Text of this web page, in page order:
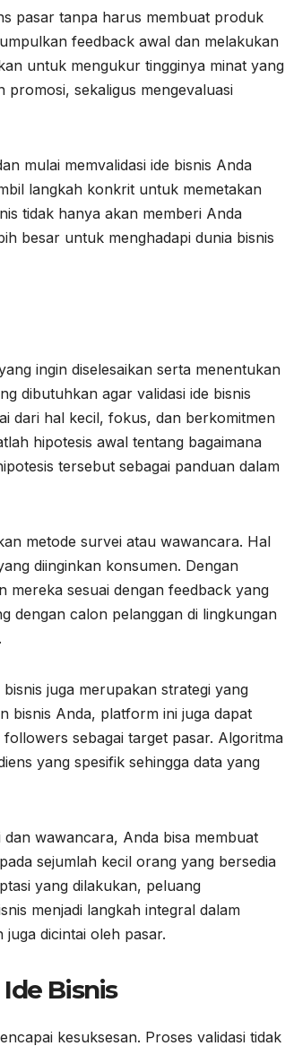
pasar tanpa harus membuat produk
feedback awal dan melakukan
untuk mengukur tingginya minat yang
promosi, sekaligus mengevaluasi
mulai memvalidasi ide bisnis Anda
langkah konkrit untuk memetakan
tidak hanya akan memberi Anda
besar untuk menghadapi dunia bisnis
ingin diselesaikan serta menentukan
dibutuhkan agar validasi ide bisnis
dari hal kecil, fokus, dan berkomitmen
hipotesis awal tentang bagaimana
tersebut sebagai panduan dalam
metode survei atau wawancara. Hal
diinginkan konsumen. Dengan
mereka sesuai dengan feedback yang
dengan calon pelanggan di lingkungan
juga merupakan strategi yang
bisnis Anda, platform ini juga dapat
sebagai target pasar. Algoritma
yang spesifik sehingga data yang
wawancara, Anda bisa membuat
sejumlah kecil orang yang bersedia
yang dilakukan, peluang
menjadi langkah integral dalam
dicintai oleh pasar.
Bisnis
kesuksesan. Proses validasi tidak